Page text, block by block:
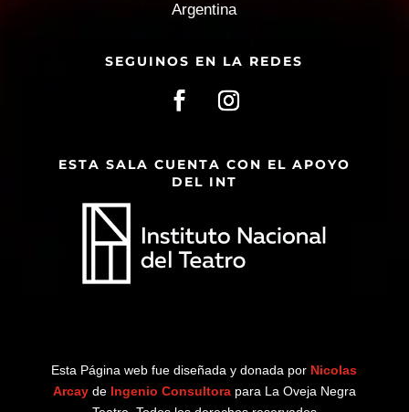
Argentina
SEGUINOS EN LA REDES
ESTA SALA CUENTA CON EL APOYO
DEL INT
Esta Página web fue diseñada y donada por Nicolas
Arcayde Ingenio Consultorapara La Oveja Negra